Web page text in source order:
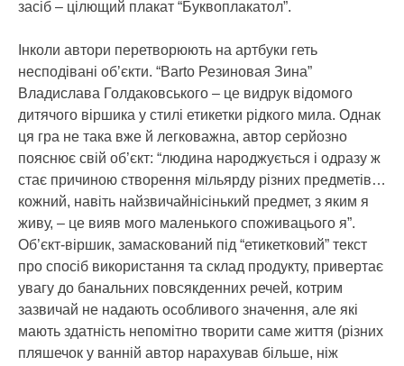
засіб – цілющий плакат “Буквоплакатол”.
Інколи автори перетворюють на артбуки геть
несподівані об’єкти. “Barto Резиновая Зина”
Владислава Голдаковського – це видрук відомого
дитячого віршика у стилі етикетки рідкого мила. Однак
ця гра не така вже й легковажна, автор серйозно
пояснює свій об’єкт: “людина народжується і одразу ж
стає причиною створення мільярду різних предметів…
кожний, навіть найзвичайнісінький предмет, з яким я
живу, – це вияв мого маленького споживацього я”.
Об’єкт-віршик, замаскований під “етикетковий” текст
про спосіб використання та склад продукту, привертає
увагу до банальних повсякденних речей, котрим
зазвичай не надають особливого значення, але які
мають здатність непомітно творити саме життя (різних
пляшечок у ванній автор нарахував більше, ніж